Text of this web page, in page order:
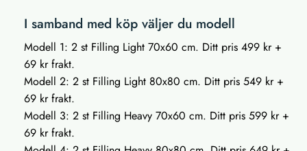
I samband med köp väljer du modell
Modell 1: 2 st Filling Light 70x60 cm. Ditt pris 499 kr +
69 kr frakt.
Modell 2: 2 st Filling Light 80x80 cm. Ditt pris 549 kr +
69 kr frakt.
Modell 3: 2 st Filling Heavy 70x60 cm. Ditt pris 599 kr +
69 kr frakt.